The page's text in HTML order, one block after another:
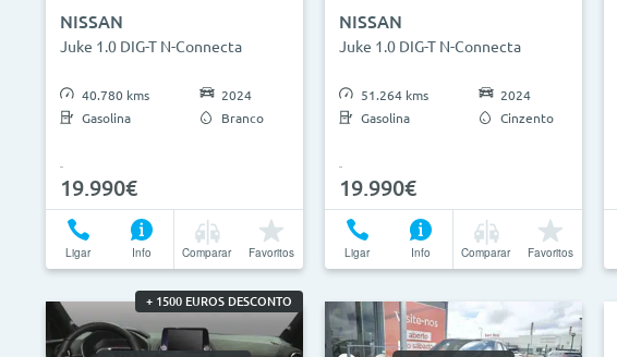
NISSAN
Juke 1.0 DIG-T N-Connecta
40.780 kms
Gasolina
2024
Branco
19.990€
Ligar Info Comparar Favoritos
NISSAN
Juke 1.0 DIG-T N-Connecta
51.264 kms
Gasolina
2024
Cinzento
19.990€
Ligar Info Comparar Favoritos
+ 1500 EUROS DESCONTO